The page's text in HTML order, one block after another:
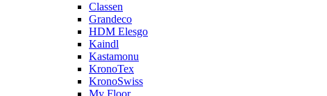
Classen
Grandeco
HDM Elesgo
Kaindl
Kastamonu
KronoTex
KronoSwiss
My Floor